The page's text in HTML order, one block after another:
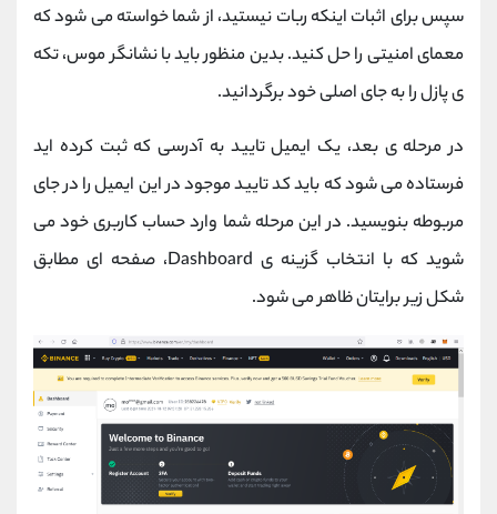
سپس برای اثبات اینکه ربات نیستید، از شما خواسته می شود که
معمای امنیتی را حل کنید. بدین منظور باید با نشانگر موس، تکه
ی پازل را به جای اصلی خود برگردانید.
در مرحله ی بعد، یک ایمیل تایید به آدرسی که ثبت کرده اید
فرستاده می شود که باید کد تایید موجود در این ایمیل را در جای
مربوطه بنویسید. در این مرحله شما وارد حساب کاربری خود می
شوید که با انتخاب گزینه ی Dashboard، صفحه ای مطابق
شکل زیر برایتان ظاهر می شود.